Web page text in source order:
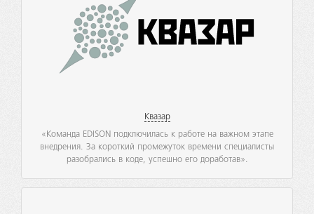
Квазар
«Команда EDISON подключилась к работе на важном этапе
внедрения. За короткий промежуток времени специалисты
разобрались в коде, успешно его доработав».